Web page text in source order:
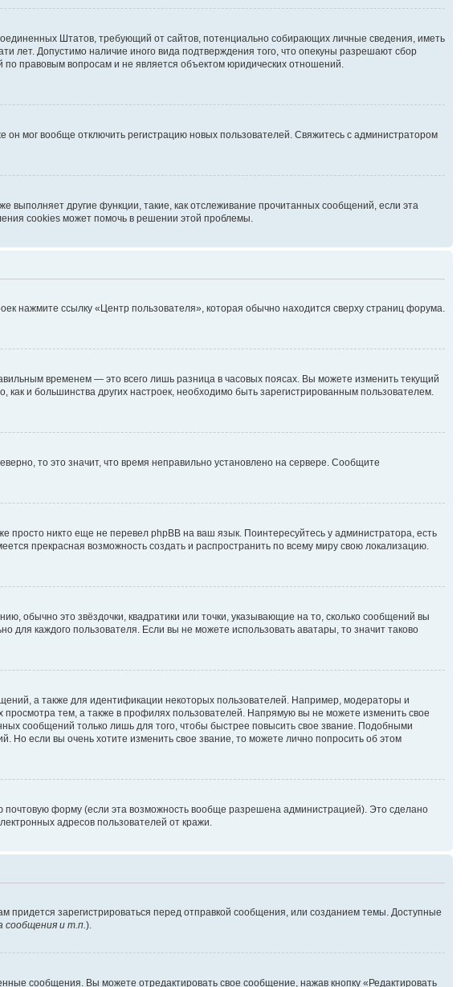
Штатов, требующий от сайтов, потенциально собирающих личные сведения, иметь
лет. Допустимо наличие иного вида подтверждения того, что опекуны разрешают сбор
правовым вопросам и не является объектом юридических отношений.
мог вообще отключить регистрацию новых пользователей. Свяжитесь с администратором
другие функции, такие, как отслеживание прочитанных сообщений, если эта
cookies может помочь в решении этой проблемы.
нажмите ссылку «Центр пользователя», которая обычно находится сверху страниц форума.
временем — это всего лишь разница в часовых поясах. Вы можете изменить текущий
и большинства других настроек, необходимо быть зарегистрированным пользователем.
то это значит, что время неправильно установлено на сервере. Сообщите
никто еще не перевел phpBB на ваш язык. Поинтересуйтесь у администратора, есть
прекрасная возможность создать и распространить по всему миру свою локализацию.
обычно это звёздочки, квадратики или точки, указывающие на то, сколько сообщений вы
для каждого пользователя. Если вы не можете использовать аватары, то значит таково
а также для идентификации некоторых пользователей. Например, модераторы и
тем, а также в профилях пользователей. Напрямую вы не можете изменить свое
сообщений только лишь для того, чтобы быстрее повысить свое звание. Подобными
если вы очень хотите изменить свое звание, то можете лично попросить об этом
почтовую форму (если эта возможность вообще разрешена администрацией). Это сделано
адресов пользователей от кражи.
зарегистрироваться перед отправкой сообщения, или созданием темы. Доступные
сообщения и т.п. ).
сообщения. Вы можете отредактировать свое сообщение, нажав кнопку «Редактировать